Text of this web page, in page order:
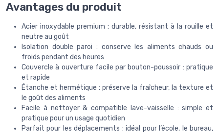
Avantages du produit
Acier inoxydable premium : durable, résistant à la rouille et
neutre au goût
Isolation double paroi : conserve les aliments chauds ou
froids pendant des heures
Couvercle à ouverture facile par bouton-poussoir : pratique
et rapide
Étanche et hermétique : préserve la fraîcheur, la texture et
le goût des aliments
Facile à nettoyer & compatible lave-vaisselle : simple et
pratique pour un usage quotidien
Parfait pour les déplacements : idéal pour l’école, le bureau,